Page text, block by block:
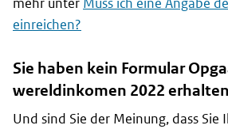
einreichen?
Sie haben kein Formular
wereldinkomen 2022
Und sind Sie der Meinung, dass